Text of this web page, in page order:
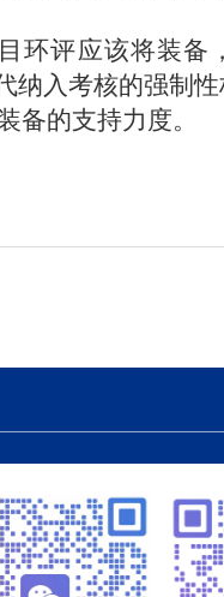
环评应该将装备
纳入考核的强制
备的支持力度。